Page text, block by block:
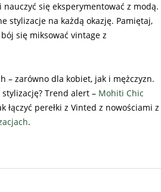
się eksperymentować z modą.
stylizacje na każdą okazję. Pamiętaj,
się miksować vintage z
– zarówno dla kobiet, jak i mężczyzn.
Trend alert – Mohiti Chic
łączyć perełki z Vinted z nowościami z
.